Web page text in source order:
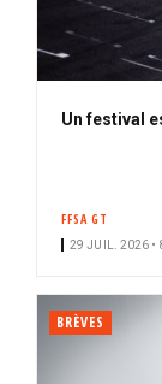
Un festival
FFSA GT
29 JUIL. 2026 •
BRÈVES